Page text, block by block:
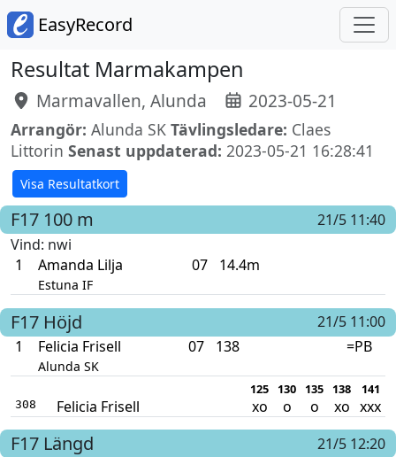
EasyRecord
Resultat Marmakampen
Marmavallen, Alunda 2023-05-21
Arrangör: Alunda SK Tävlingsledare: Claes
Littorin Senast uppdaterad: 2023-05-21 16:28:41
Visa Resultatkort
F17 100 m
21/5 11:40
Vind: nwi
1
Amanda Lilja
Estuna IF
07 14.4m
F17 Höjd
21/5 11:00
1
Felicia Frisell
Alunda SK
07 138 =PB
125 130 135 138 141
308 Felicia Frisell xo o o xo xxx
F17 Längd
21/5 12:20